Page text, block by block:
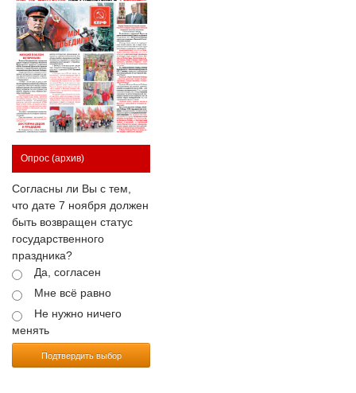
Опрос (архив)
Согласны ли Вы с тем,
что дате 7 ноября должен
быть возвращен статус
государственного
праздника?
Да, согласен
Мне всё равно
Не нужно ничего
менять
Подтвердить выбор